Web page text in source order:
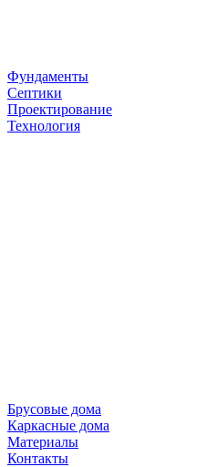
Фундаменты
Септики
Проектирование
Технология
Брусовые дома
Каркасные дома
Материалы
Контакты